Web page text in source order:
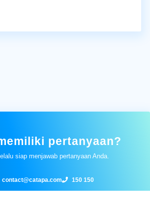
pertanyaan?
siap menjawab pertanyaan Anda.
contact@catapa.com 150 150